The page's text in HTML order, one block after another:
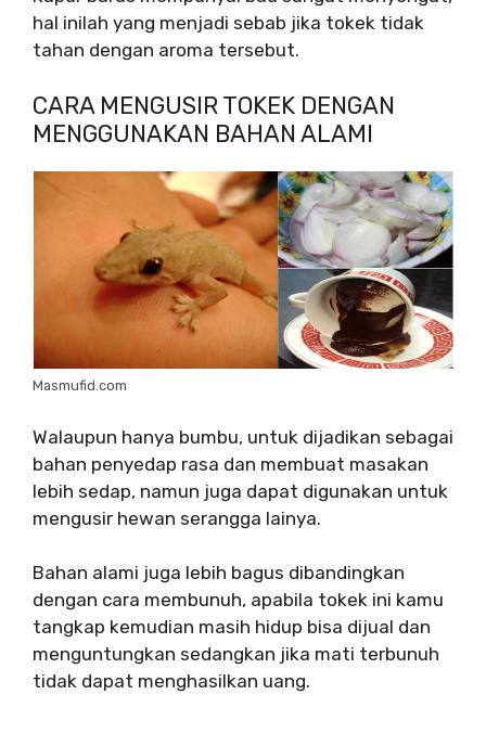
hal inilah yang menjadi sebab jika tokek tidak
tahan dengan aroma tersebut.
CARA MENGUSIR TOKEK DENGAN
MENGGUNAKAN BAHAN ALAMI
Masmufid.com
Walaupun hanya bumbu, untuk dijadikan sebagai
bahan penyedap rasa dan membuat masakan
lebih sedap, namun juga dapat digunakan untuk
mengusir hewan serangga lainya.
Bahan alami juga lebih bagus dibandingkan
dengan cara membunuh, apabila tokek ini kamu
tangkap kemudian masih hidup bisa dijual dan
menguntungkan sedangkan jika mati terbunuh
tidak dapat menghasilkan uang.